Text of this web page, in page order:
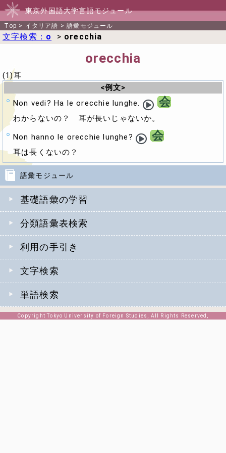
東京外国語大学言語モジュール
Top > イタリア語 >語彙モジュール
語彙モジュール
基礎語彙の学習
分類語彙表検索
利用の手引き
文字検索
単語検索
文字検索： o > orecchia
orecchia
(1)耳
<例文>
Non vedi? Ha le orecchie lunghe.
会
わからないの？ 耳が長いじゃないか。
Non hanno le orecchie lunghe? 会
耳は長くないの？
Copyright Tokyo University of Foreign Studies, All Rights Reserved,